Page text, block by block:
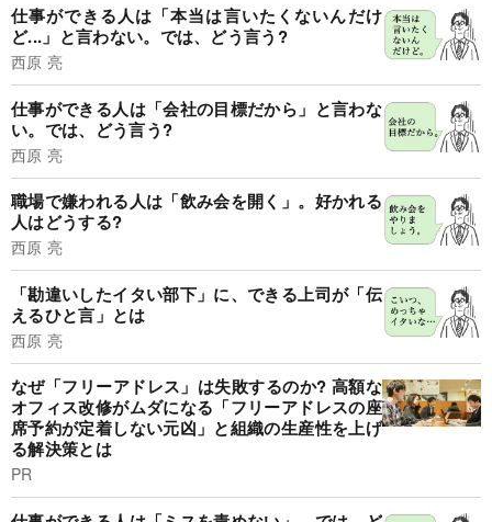
仕事ができる人は「本当は言いたくないんだけ
ど...」と言わない。では、どう言う?
西原 亮
仕事ができる人は「会社の目標だから」と言わな
い。では、どう言う?
西原 亮
職場で嫌われる人は「飲み会を開く」。好かれる
人はどうする?
西原 亮
「勘違いしたイタい部下」に、できる上司が「伝
えるひと言」とは
西原 亮
なぜ「フリーアドレス」は失敗するのか? 高額な
オフィス改修がムダになる「フリーアドレスの座
席予約が定着しない元凶」と組織の生産性を上げ
る解決策とは
PR